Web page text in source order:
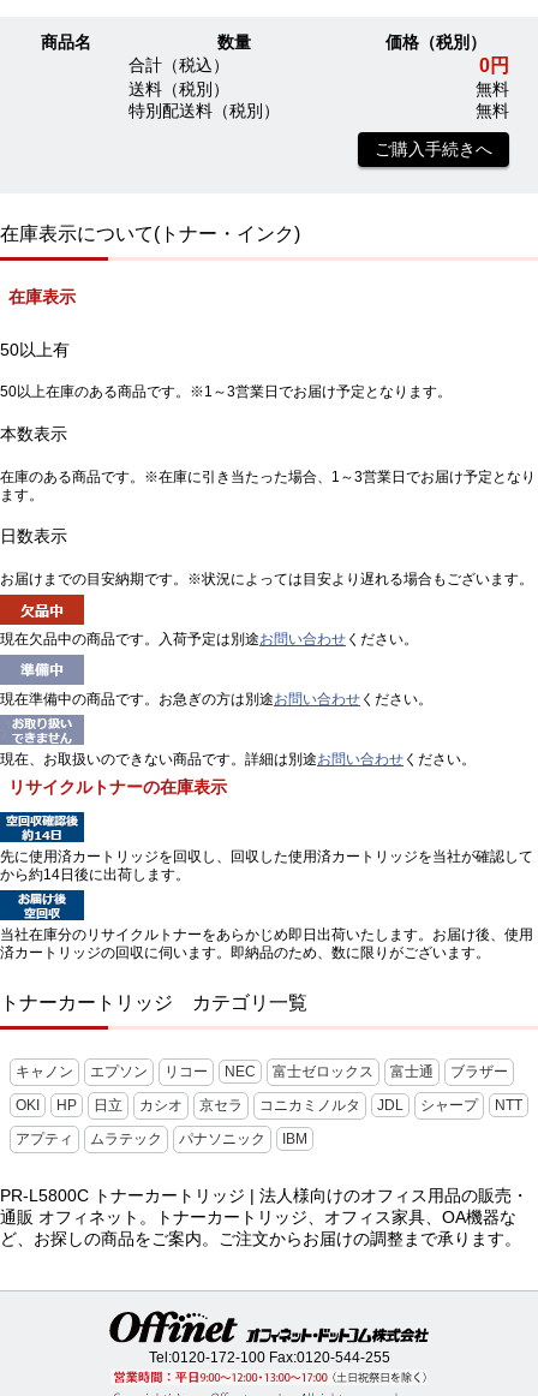
商品名 数量
価格（税別）
合計（税込）
0円
送料（税別）
無料
特別配送料（税別）
無料
ご購入手続きへ
在庫表示について(トナー・インク)
在庫表示
50以上有
50以上在庫のある商品です。※1～3営業日でお届け予定となります。
本数表示
在庫のある商品です。※在庫に引き当たった場合、1～3営業日でお届け予定となり
ます。
日数表示
お届けまでの目安納期です。※状況によっては目安より遅れる場合もございます。
現在欠品中の商品です。入荷予定は別途お問い合わせ ください。
現在準備中の商品です。お急ぎの方は別途お問い合わせ ください。
現在、お取扱いのできない商品です。詳細は別途お問い合わせ ください。
リサイクルトナーの在庫表示
先に使用済カートリッジを回収し、回収した使用済カートリッジを当社が確認して
から約14日後に出荷します。
当社在庫分のリサイクルトナーをあらかじめ即日出荷いたします。お届け後、使用
済カートリッジの回収に伺います。即納品のため、数に限りがございます。
トナーカートリッジ カテゴリ一覧
キャノン エプソン リコー NEC 富士ゼロックス 富士通 ブラザー
OKI HP 日立 カシオ 京セラ コニカミノルタ JDL シャープ NTT
アプティ ムラテック パナソニック IBM
PR-L5800C トナーカートリッジ | 法人様向けのオフィス用品の販売・
通販 オフィネット。トナーカートリッジ、オフィス家具、OA機器な
ど、お探しの商品をご案内。ご注文からお届けの調整まで承ります。
Tel:0120-172-100Fax:0120-544-255